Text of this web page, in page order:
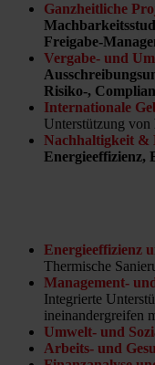
Ganzheitliche
Freigabe-M
Vergabe- und
Risiko-,
Internationale
Unterstützung von
Nachhaltigkeit &
Energieeffizienz,
Energieeffizienz
Thermische
Management-
Integrierte
ineinandergreifen
Umwelt- und
Arbeits- und